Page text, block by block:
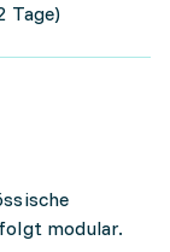
Tage)
modular.